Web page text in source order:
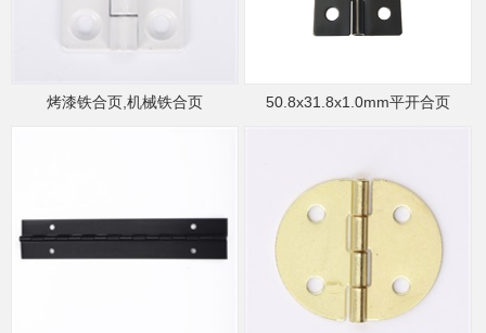
烤漆铁合页,机械铁合页 50.8x31.8x1.0mm平开合页